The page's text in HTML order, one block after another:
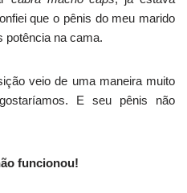
que o pênis do meu marido
potência na cama.
veio de uma maneira muito
E seu pênis não
funcionou!